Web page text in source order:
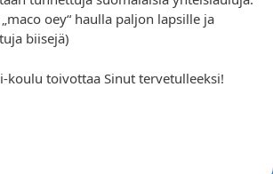
oey“ haulla paljon lapsille ja
biisejä)
koulu toivottaa Sinut tervetulleeksi!